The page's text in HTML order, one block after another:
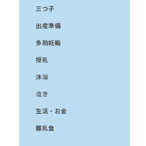
三つ子
出産準備
多胎妊娠
授乳
沐浴
泣き
生活・お金
離乳食